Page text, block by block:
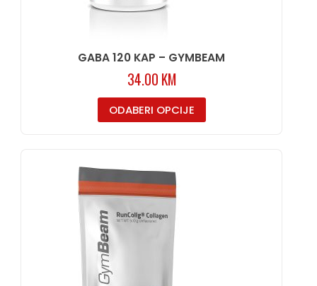
GABA 120 KAP – GYMBEAM
34.00 KM
ODABERI OPCIJE